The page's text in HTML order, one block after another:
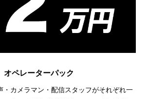
オペレーターパック
・カメラマン・配信スタッフがそれぞれ一